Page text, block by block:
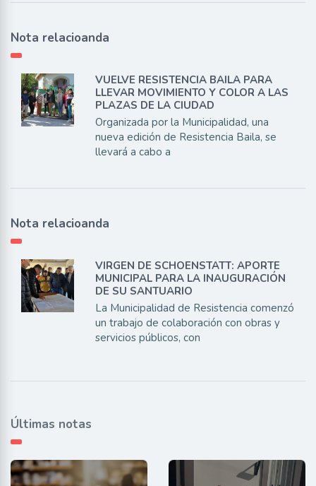
Nota relacioanda
VUELVE RESISTENCIA BAILA PARA
LLEVAR MOVIMIENTO Y COLOR A LAS
PLAZAS DE LA CIUDAD
Organizada por la Municipalidad, una
nueva edición de Resistencia Baila, se
llevará a cabo a
Nota relacioanda
VIRGEN DE SCHOENSTATT: APORTE
MUNICIPAL PARA LA INAUGURACIÓN
DE SU SANTUARIO
La Municipalidad de Resistencia comenzó
un trabajo de colaboración con obras y
servicios públicos, con
Últimas notas